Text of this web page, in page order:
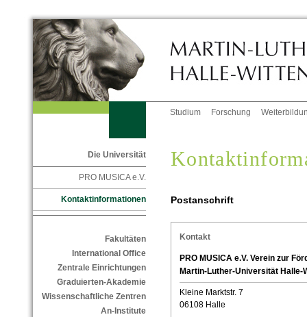
Studium Forschung
Die Universität
PRO MUSICA e.V.
Kontaktinformationen
Fakultäten
International Office
Zentrale Einrichtungen
Graduierten-Akademie
Wissenschaftliche Zentren
An-Institute
Postanschrift
Kontakt
PRO MUSICA e.V. Verein zur
Martin-Luther-Universität Halle-
Kleine Marktstr. 7
06108 Halle